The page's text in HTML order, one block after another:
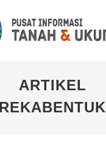
ARTIKEL
REKABENTUK